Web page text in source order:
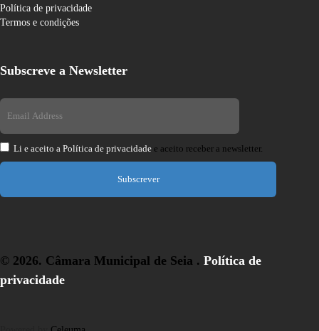
Política de privacidade
Termos e condições
Subscreve a Newsletter
Li e aceito a Política de privacidade e aceito receber a newsletter.
Subscrever
© 2026. Câmara Municipal de Seia . Política de
privacidade